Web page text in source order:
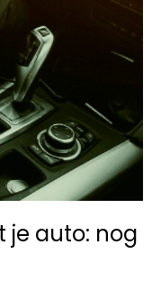
je auto: nog